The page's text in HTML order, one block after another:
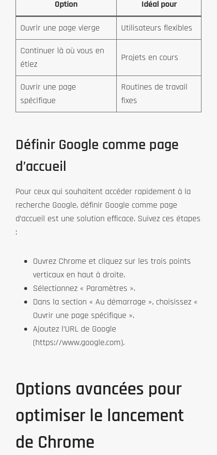
Option Idéal pour
Ouvrir une page vierge Utilisateurs flexibles
Continuer là où vous en
étiez
Projets en cours
Ouvrir une page
spécifique
Routines de travail
fixes
Définir Google comme page
d’accueil
Pour ceux qui souhaitent accéder rapidement à la
recherche Google, définir Google comme page
d’accueil est une solution efficace. Suivez ces étapes
:
Ouvrez Chrome et cliquez sur les trois points
verticaux en haut à droite.
Sélectionnez « Paramètres ».
Dans la section « Au démarrage », choisissez «
Ouvrir une page spécifique ».
Ajoutez l’URL de Google
(https://www.google.com).
Options avancées pour
optimiser le lancement
de Chrome